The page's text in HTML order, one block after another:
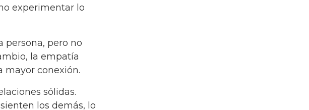
experimentar lo
persona, pero no
la empatía
mayor conexión.
sólidas.
los demás, lo